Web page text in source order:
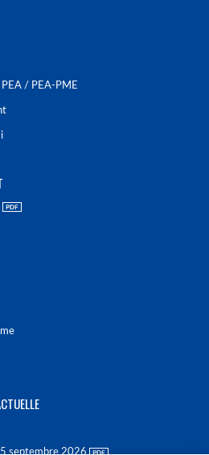
/ PEA-PME
septembre 2026